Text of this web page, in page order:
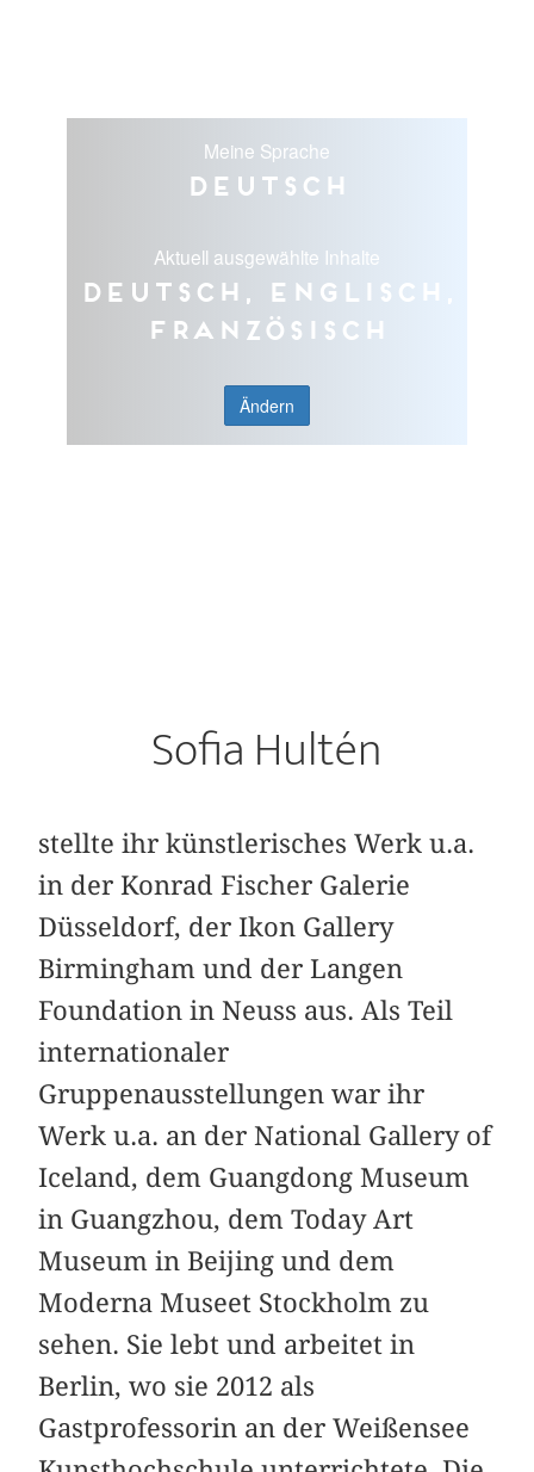
Meine Sprache
Deutsch
Aktuell ausgewählte Inhalte
Deutsch, Englisch,
Französisch
Ändern
Sofia Hultén
stellte ihr künstlerisches Werk u.a.
in der Konrad Fischer Galerie
Düsseldorf, der Ikon Gallery
Birmingham und der Langen
Foundation in Neuss aus. Als Teil
internationaler
Gruppenausstellungen war ihr
Werk u.a. an der National Gallery of
Iceland, dem Guangdong Museum
in Guangzhou, dem Today Art
Museum in Beijing und dem
Moderna Museet Stockholm zu
sehen. Sie lebt und arbeitet in
Berlin, wo sie 2012 als
Gastprofessorin an der Weißensee